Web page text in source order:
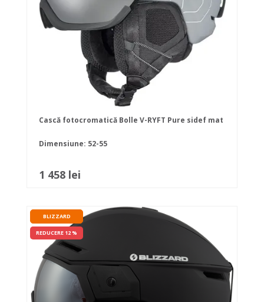
Cască fotocromatică Bolle V-RYFT Pure sidef mat
Dimensiune: 52-55
1 458 lei
BLIZZARD
REDUCERE 12 %